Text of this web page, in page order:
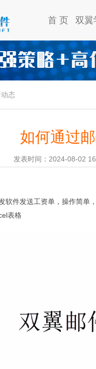
首 页 双翼
态
如何通过
发表时间：2024-08-02
软件发送工资单，操作简单
表格